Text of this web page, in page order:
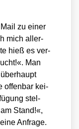
zu einer
mich aller­
hieß es ver­
Man
offen­bar kei­
stel­
Stand!«,
Anfra­ge.